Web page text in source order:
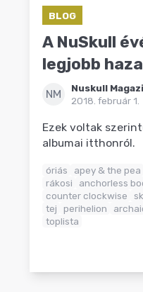
BLOG
A NuSkull
legjobb
NM
Nuskull
2018. február 1.
Ezek voltak
albumai itthonról.
óriás apey & the pea
rákosi
anchorless
counter clockwise
tej
perihelion
toplista